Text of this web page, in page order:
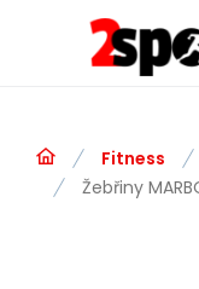
Fitness
Žebřiny